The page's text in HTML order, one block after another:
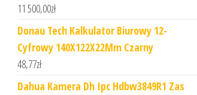
11 500,00zł
Donau Tech Kalkulator Biurowy 12-
Cyfrowy 140X122X22Mm Czarny
48,77zł
Dahua Kamera Dh Ipc Hdbw3849R1 Zas